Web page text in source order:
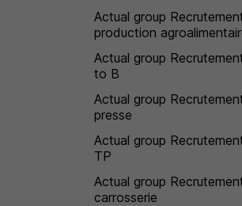
Actual group
production
Actual group
to B
Actual group
presse
Actual group
TP
Actual group
carrosserie